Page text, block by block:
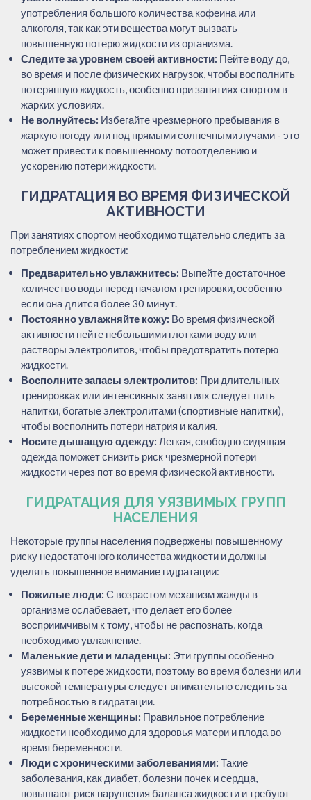
употребления большого количества кофеина или
алкоголя, так как эти вещества могут вызвать
повышенную потерю жидкости из организма.
Следите за уровнем своей активности: Пейте воду до,
во время и после физических нагрузок, чтобы восполнить
потерянную жидкость, особенно при занятиях спортом в
жарких условиях.
Не волнуйтесь: Избегайте чрезмерного пребывания в
жаркую погоду или под прямыми солнечными лучами - это
может привести к повышенному потоотделению и
ускорению потери жидкости.
ГИДРАТАЦИЯ ВО ВРЕМЯ ФИЗИЧЕСКОЙ
АКТИВНОСТИ
При занятиях спортом необходимо тщательно следить за
потреблением жидкости:
Предварительно увлажнитесь: Выпейте достаточное
количество воды перед началом тренировки, особенно
если она длится более 30 минут.
Постоянно увлажняйте кожу: Во время физической
активности пейте небольшими глотками воду или
растворы электролитов, чтобы предотвратить потерю
жидкости.
Восполните запасы электролитов: При длительных
тренировках или интенсивных занятиях следует пить
напитки, богатые электролитами (спортивные напитки),
чтобы восполнить потери натрия и калия.
Носите дышащую одежду: Легкая, свободно сидящая
одежда поможет снизить риск чрезмерной потери
жидкости через пот во время физической активности.
ГИДРАТАЦИЯ ДЛЯ УЯЗВИМЫХ ГРУПП
НАСЕЛЕНИЯ
Некоторые группы населения подвержены повышенному
риску недостаточного количества жидкости и должны
уделять повышенное внимание гидратации:
Пожилые люди: С возрастом механизм жажды в
организме ослабевает, что делает его более
восприимчивым к тому, чтобы не распознать, когда
необходимо увлажнение.
Маленькие дети и младенцы: Эти группы особенно
уязвимы к потере жидкости, поэтому во время болезни или
высокой температуры следует внимательно следить за
потребностью в гидратации.
Беременные женщины: Правильное потребление
жидкости необходимо для здоровья матери и плода во
время беременности.
Люди с хроническими заболеваниями: Такие
заболевания, как диабет, болезни почек и сердца,
повышают риск нарушения баланса жидкости и требуют